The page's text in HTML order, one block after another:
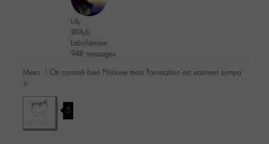
Lilly
@lillyb
Labohémien
948 messages
Merci. ! On connaît bien l’histoire mais l’animation est vraiment sympa
✨
5